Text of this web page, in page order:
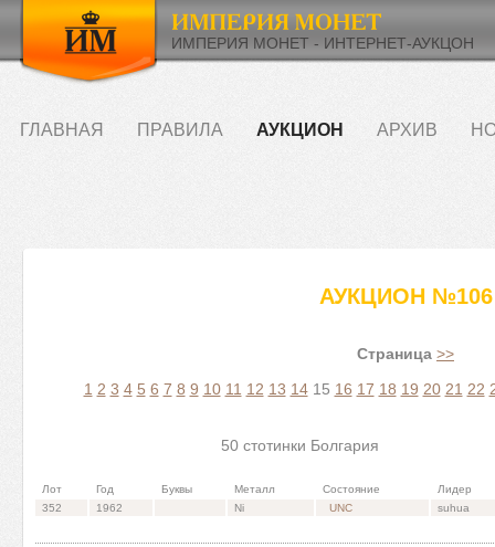
ИМПЕРИЯ МОНЕТ - ИНТЕРНЕТ-АУКЦОН
ГЛАВНАЯ ПРАВИЛА АУКЦИОН АРХИВ
АУКЦИОН №106
Страница >>
1 2 3 4 5 6 7 8 9 10 11 12 13 14 15 16 17 18 19 20 21 22
50 стотинки Болгария
Лот Год Буквы Металл Состояние
Лидер
352
1962 Ni UNC suhua